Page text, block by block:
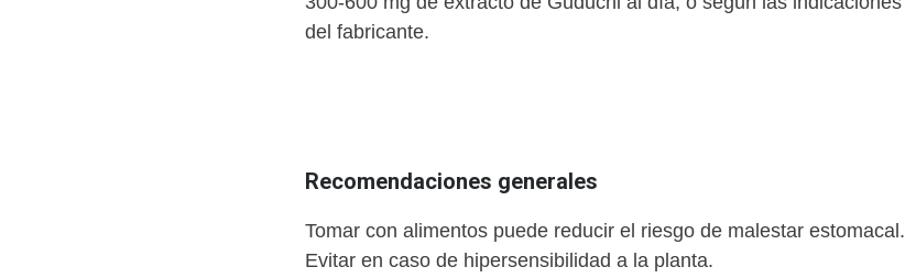
del fabricante.
Recomendaciones generales
Tomar con alimentos puede reducir el riesgo de malestar estomacal.
Evitar en caso de hipersensibilidad a la planta.